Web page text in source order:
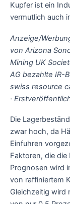
Kupfer ist ein
vermutlich auch
Anzeige/
von Arizona
Mining UK
AG bezahlte IR-
swiss resource
·
Die
zwar hoch, da
Einfuhren
Faktoren, die
Prognosen wird
von raffiniertem
Gleichzeitig wird